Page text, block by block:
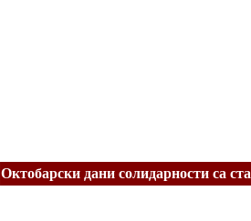
Октобарски дани солидарности са